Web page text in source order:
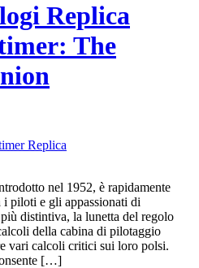
Replica
The
Replica
nel 1952, è rapidamente
i piloti e gli appassionati di
distintiva, la lunetta del regolo
della cabina di pilotaggio
vari calcoli critici sui loro polsi.
[…]